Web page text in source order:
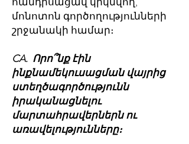
մոնոտոն գործողությունների
շրջանակի համար։
CA. Որո՞նք էին
ինքնամեկուսացման վայրից
ստեղծագործությունն
իրականացնելու
մարտահրավերներն ու
առավելությունները։